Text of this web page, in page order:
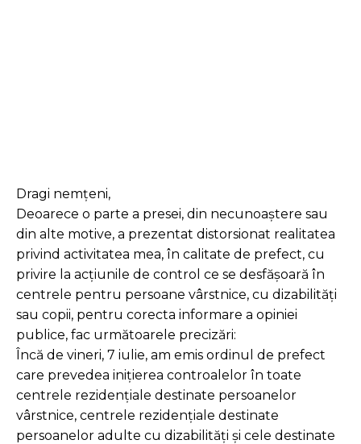
Dragi nemțeni,
Deoarece o parte a presei, din necunoaștere sau
din alte motive, a prezentat distorsionat realitatea
privind activitatea mea, în calitate de prefect, cu
privire la acțiunile de control ce se desfășoară în
centrele pentru persoane vârstnice, cu dizabilități
sau copii, pentru corecta informare a opiniei
publice, fac următoarele precizări:
Încă de vineri, 7 iulie, am emis ordinul de prefect
care prevedea inițierea controalelor în toate
centrele rezidenţiale destinate persoanelor
vârstnice, centrele rezidenţiale destinate
persoanelor adulte cu dizabilităţi şi cele destinate